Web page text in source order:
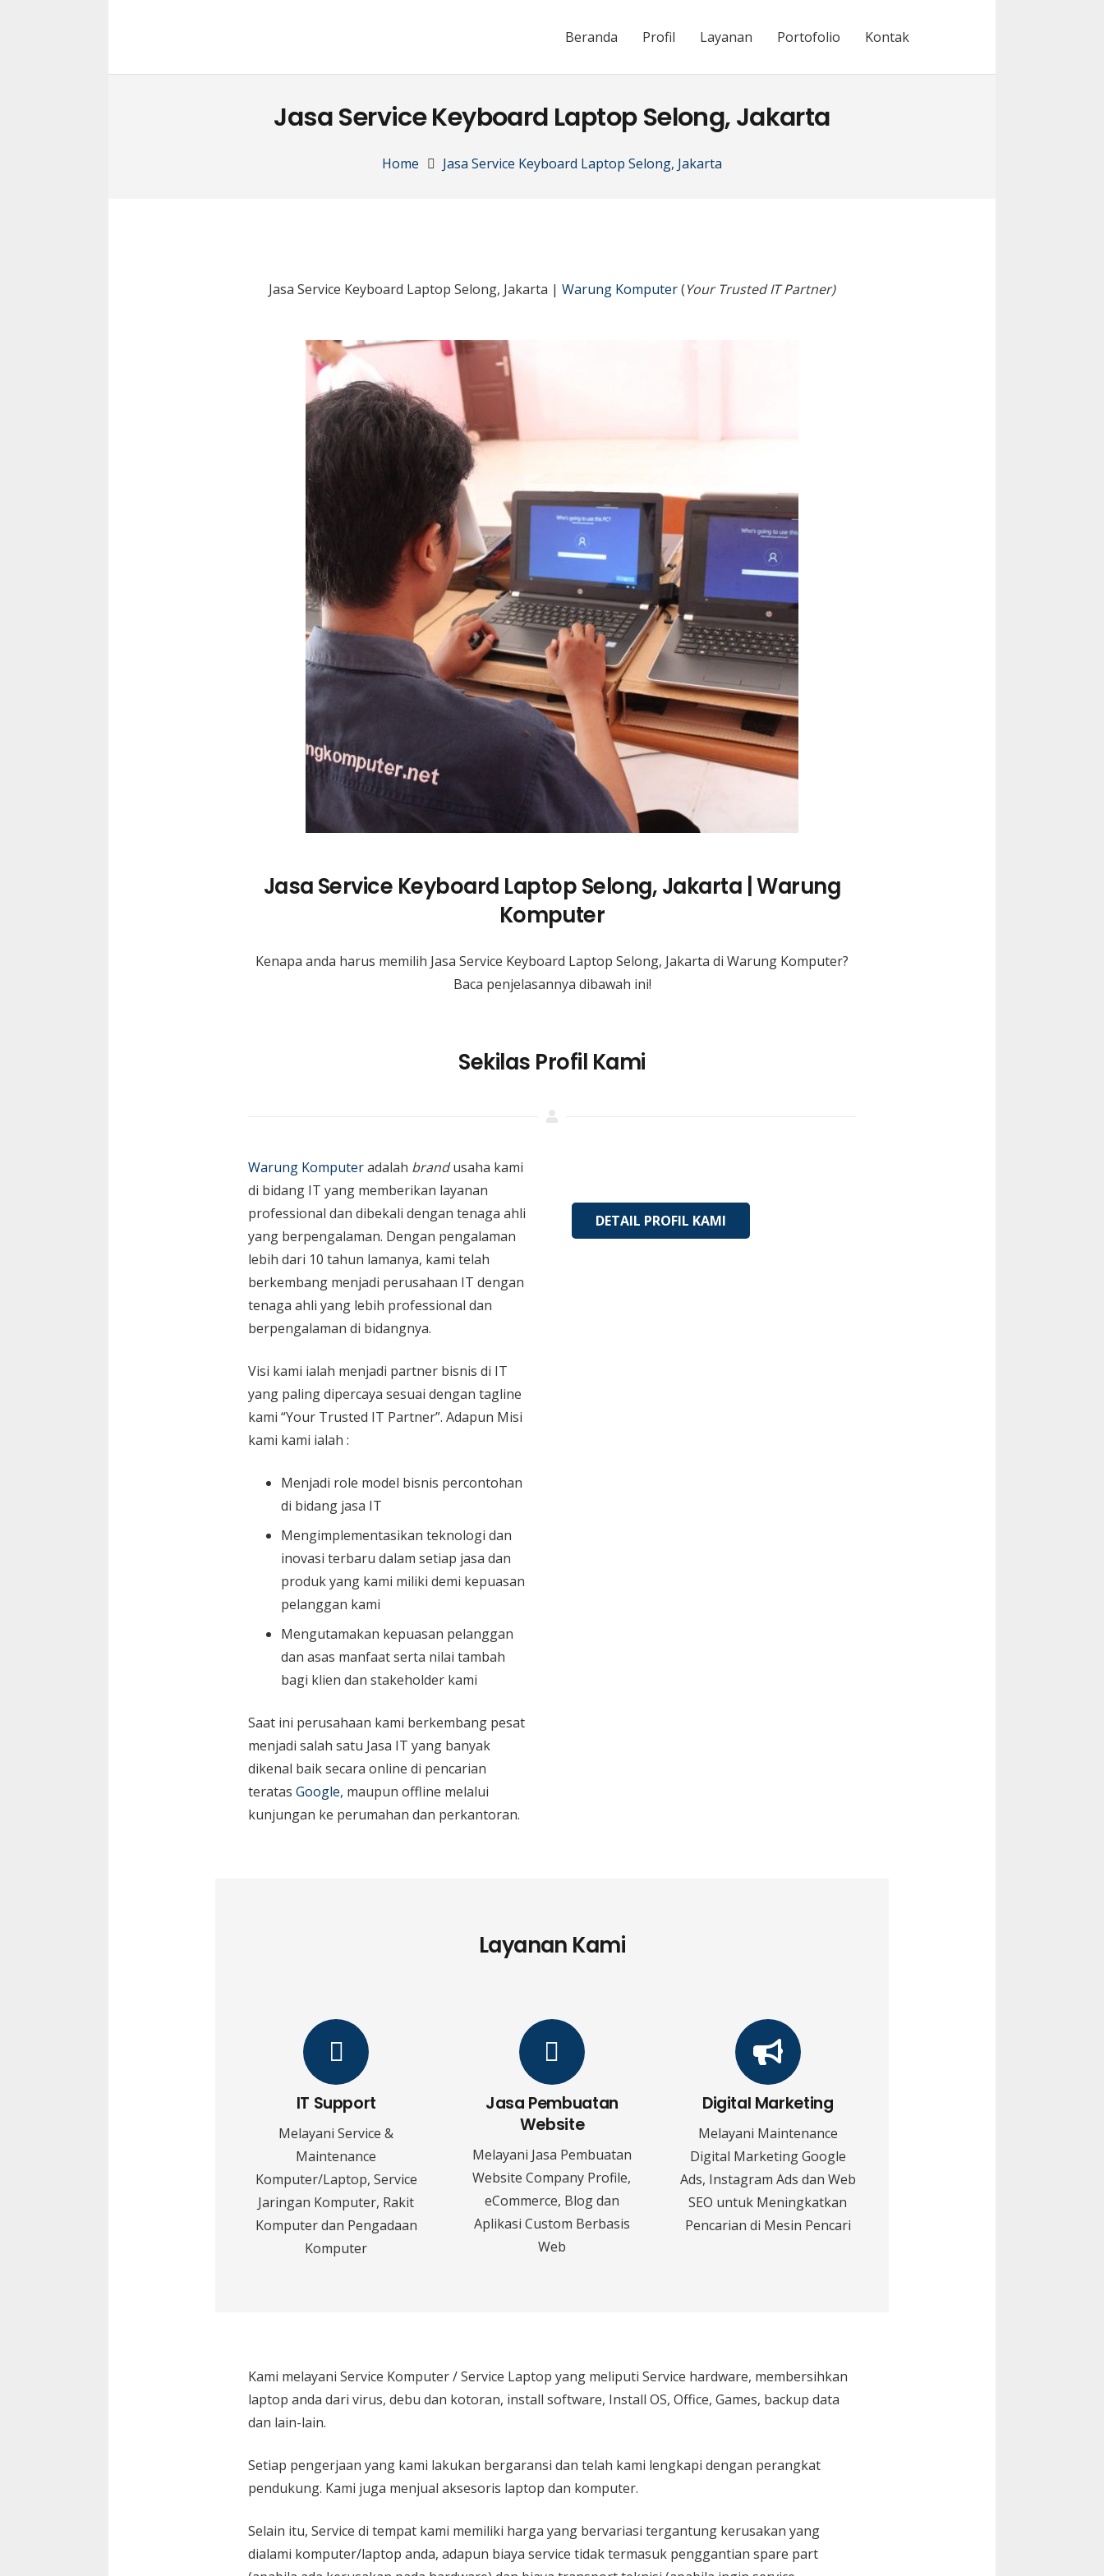
Beranda Profil Layanan Portofolio Kontak
Jasa Service Keyboard Laptop Selong, Jakarta
Home Jasa Service Keyboard Laptop Selong, Jakarta
Jasa Service Keyboard Laptop Selong, Jakarta | Warung Komputer(Your Trusted IT Partner)
Jasa Service Keyboard Laptop Selong, Jakarta | Warung
Komputer
Kenapa anda harus memilih Jasa Service Keyboard Laptop Selong, Jakarta di Warung Komputer?
Baca penjelasannya dibawah ini!
Sekilas Profil Kami
Warung Komputeradalah brandusaha kami
di bidang IT yang memberikan layanan
professional dan dibekali dengan tenaga ahli
yang berpengalaman. Dengan pengalaman
lebih dari 10 tahun lamanya, kami telah
berkembang menjadi perusahaan IT dengan
tenaga ahli yang lebih professional dan
berpengalaman di bidangnya.
Visi kami ialah menjadi partner bisnis di IT
yang paling dipercaya sesuai dengan tagline
kami “Your Trusted IT Partner”. Adapun Misi
kami kami ialah :
Menjadi role model bisnis percontohan
di bidang jasa IT
Mengimplementasikan teknologi dan
inovasi terbaru dalam setiap jasa dan
produk yang kami miliki demi kepuasan
pelanggan kami
Mengutamakan kepuasan pelanggan
dan asas manfaat serta nilai tambah
bagi klien dan stakeholder kami
Saat ini perusahaan kami berkembang pesat
menjadi salah satu Jasa IT yang banyak
dikenal baik secara online di pencarian
teratas Google, maupun offline melalui
kunjungan ke perumahan dan perkantoran.
DETAIL PROFIL KAMI
Layanan Kami
IT Support
Melayani Service &
Maintenance
Komputer/Laptop, Service
Jaringan Komputer, Rakit
Komputer dan Pengadaan
Komputer
Jasa Pembuatan
Website
Melayani Jasa Pembuatan
Website Company Profile,
eCommerce, Blog dan
Aplikasi Custom Berbasis
Web
Digital Marketing
Melayani Maintenance
Digital Marketing Google
Ads, Instagram Ads dan Web
SEO untuk Meningkatkan
Pencarian di Mesin Pencari
Kami melayani Service Komputer / Service Laptop yang meliputi Service hardware, membersihkan
laptop anda dari virus, debu dan kotoran, install software, Install OS, Office, Games, backup data
dan lain-lain.
Setiap pengerjaan yang kami lakukan bergaransi dan telah kami lengkapi dengan perangkat
pendukung. Kami juga menjual aksesoris laptop dan komputer.
Selain itu, Service di tempat kami memiliki harga yang bervariasi tergantung kerusakan yang
dialami komputer/laptop anda, adapun biaya service tidak termasuk penggantian spare part